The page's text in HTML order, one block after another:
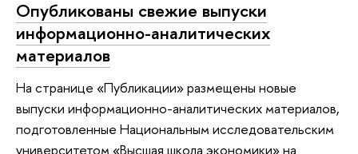
Опубликованы свежие выпуски
информационно-аналитических
материалов
На странице «Публикации» размещены новые
выпуски информационно-аналитических материалов,
подготовленные Национальным исследовательским
университетом «Высшая школа экономики» на